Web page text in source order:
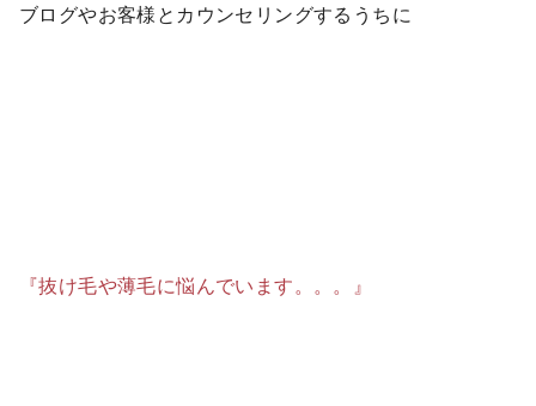
ブログやお客様とカウンセリングするうちに
『抜け毛や薄毛に悩んでいます。。。』